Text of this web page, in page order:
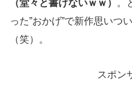
（堂々と書けないｗｗ）
。
った”おかげ”で新作思いつ
（笑）。
スポン